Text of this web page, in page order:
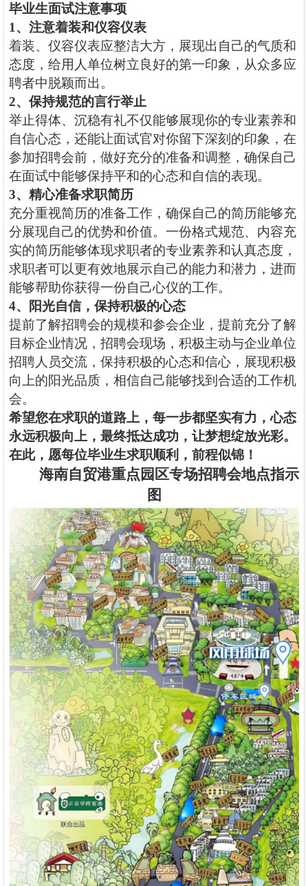
毕业生面试注意事项
1 、 注意着装和仪容仪表
着装、仪容仪表应整洁大方，展现出自己的气质和
态度，给用人单位树立良好的第一印象，从众多应
聘者中脱颖而出。
2、 保持规范的言行举止
举止得体、沉稳有礼不仅能够展现你的专业素养和
自信心态，还能让面试官对你留下深刻的印象，在
参加招聘会前，做好充分的准备和调整，确保自己
在面试中能够保持平和的心态和自信的表现。
3、 精心准备求职简历
充分重视简历的准备工作，确保自己的简历能够充
分展现自己的优势和价值。一份格式规范、内容充
实的简历能够体现求职者的专业素养和认真态度，
求职者可以更有效地展示自己的能力和潜力，进而
能够帮助你获得一份自己心仪的工作。
4、
阳光自信，保持积极的心态
提前了解招聘会的规模和参会企业，提前充分了解
目标企业情况，招聘会现场，积极主动与企业单位
招聘人员交流，保持积极的心态和信心，展现积极
向上的阳光品质，相信自己能够找到合适的工作机
会。
希望您在求职的道路上，每一步都坚实有力，心态
永远积极向上，最终抵达成功，让梦想绽放光彩。
在此，愿每位毕业生求职顺利，前程似锦！
海南自贸港重点园区专场招聘会地点指示
图